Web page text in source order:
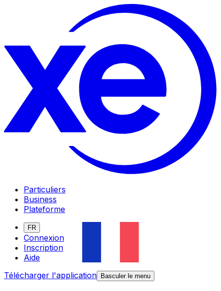
Particuliers
Business
Plateforme
FR
Connexion
Inscription
Aide
Télécharger l'application
Basculer le menu